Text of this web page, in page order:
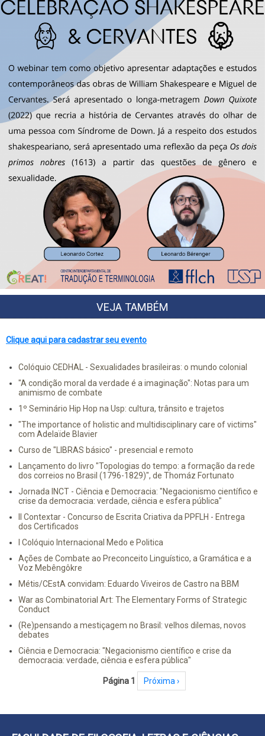
VEJA TAMBÉM
Clique aqui para cadastrar seu evento
Colóquio CEDHAL - Sexualidades brasileiras: o mundo colonial
"A condição moral da verdade é a imaginação": Notas para um
animismo de combate
1º Seminário Hip Hop na Usp: cultura, trânsito e trajetos
"The importance of holistic and multidisciplinary care of victims"
com Adelaïde Blavier
Curso de "LIBRAS básico" - presencial e remoto
Lançamento do livro "Topologias do tempo: a formação da rede
dos correios no Brasil (1796-1829)", de Thomáz Fortunato
Jornada INCT - Ciência e Democracia: "Negacionismo científico e
crise da democracia: verdade, ciência e esfera pública"
II Contextar - Concurso de Escrita Criativa da PPFLH - Entrega
dos Certificados
I Colóquio Internacional Medo e Politica
Ações de Combate ao Preconceito Linguístico, a Gramática e a
Voz Mebêngôkre
Métis/CEstA convidam: Eduardo Viveiros de Castro na BBM
War as Combinatorial Art: The Elementary Forms of Strategic
Conduct
(Re)pensando a mestiçagem no Brasil: velhos dilemas, novos
debates
Ciência e Democracia: "Negacionismo científico e crise da
democracia: verdade, ciência e esfera pública"
Página 1 Próxima página
Próxima ›